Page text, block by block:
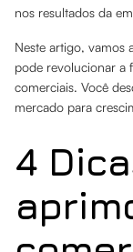
nos resultados da
Neste artigo, vamos
pode revolucionar a
comerciais. Você
mercado para
4